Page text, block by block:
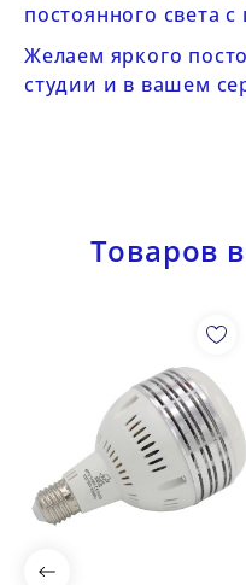
постоянного света
Желаем яркого
студии и в вашем
Товаров